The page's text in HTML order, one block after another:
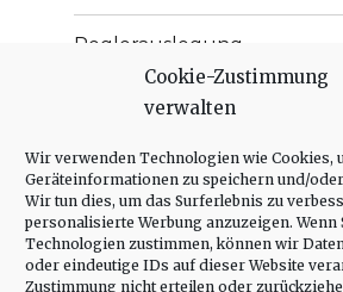
Cookie-Zustimmung
verwalten
Wir verwenden Technologien wie Cookies,
Geräteinformationen zu speichern und/
Wir tun dies, um das Surferlebnis zu
personalisierte Werbung anzuzeigen. Wenn
Technologien zustimmen, können wir
oder eindeutige IDs auf dieser Website
Zustimmung nicht erteilen oder
Reglerauslegung
Störungen
Polstellen-Kompensation
Spiel
Leistungselektronik